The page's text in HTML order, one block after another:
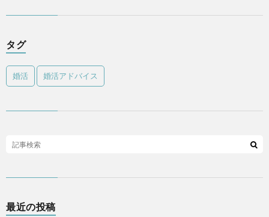
タグ
婚活 婚活アドバイス
最近の投稿